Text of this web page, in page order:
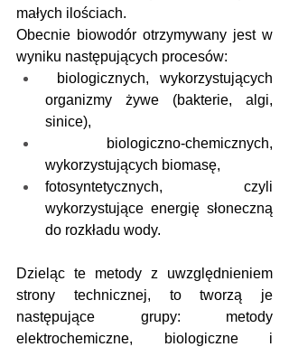
małych ilościach.
Obecnie biowodór otrzymywany jest w
wyniku następujących procesów:
biologicznych, wykorzystujących
organizmy żywe (bakterie, algi,
sinice),
biologiczno-chemicznych,
wykorzystujących biomasę,
fotosyntetycznych, czyli
wykorzystujące energię słoneczną
do rozkładu wody.
Dzieląc te metody z uwzględnieniem
strony technicznej, to tworzą je
następujące grupy: metody
elektrochemiczne, biologiczne i